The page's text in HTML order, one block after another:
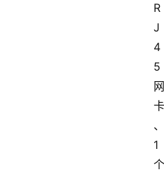
R
J
4
5
网
卡
、
1
个